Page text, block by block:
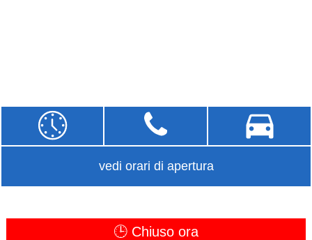
vedi orari di apertura
🕒 Chiuso ora